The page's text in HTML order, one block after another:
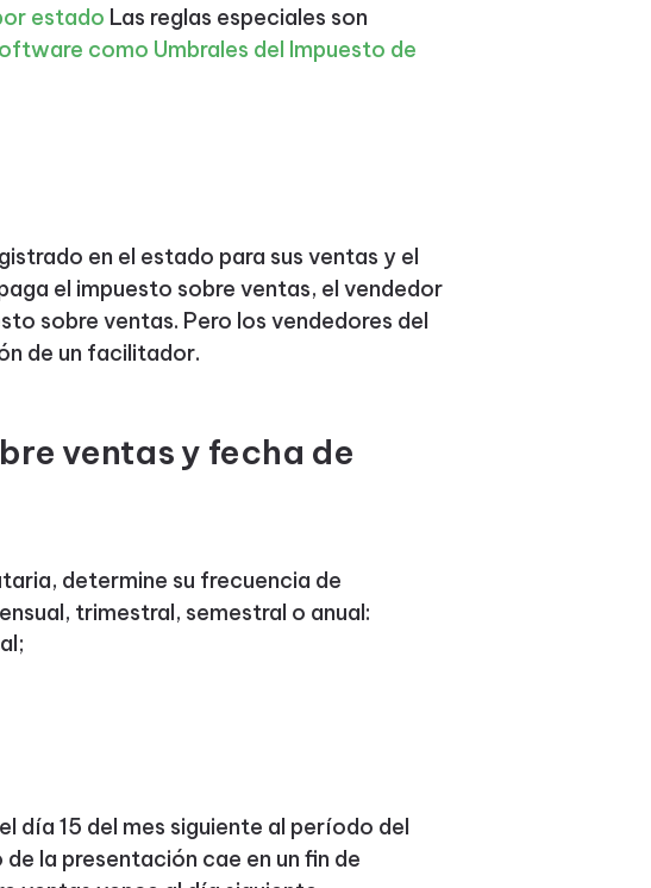
estado Las reglas especiales son
como Umbrales del Impuesto de
en el estado para sus ventas y el
el impuesto sobre ventas, el vendedor
sobre ventas. Pero los vendedores del
de un facilitador.
ventas y fecha de
determine su frecuencia de
trimestral, semestral o anual:
día 15 del mes siguiente al período del
la presentación cae en un fin de